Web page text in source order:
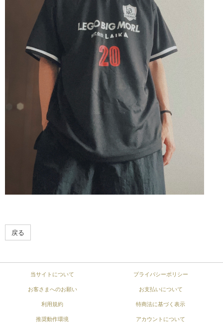
戻る
当サイトについて
プライバシーポリシー
お客さまへのお願い
お支払いについて
利用規約
特商法に基づく表示
推奨動作環境
アカウントについて